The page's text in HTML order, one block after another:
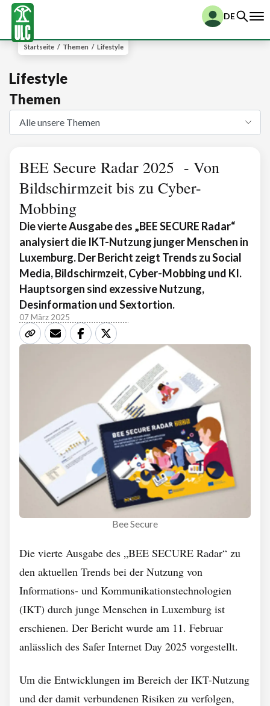
DE
Startseite / Themen / Lifestyle
Lifestyle
Themen
BEE Secure Radar 2025 - Von
Bildschirmzeit bis zu Cyber-
Mobbing
Die vierte Ausgabe des „BEE SECURE Radar“
analysiert die IKT-Nutzung junger Menschen in
Luxemburg. Der Bericht zeigt Trends zu Social
Media, Bildschirmzeit, Cyber-Mobbing und KI.
Hauptsorgen sind exzessive Nutzung,
Desinformation und Sextortion.
07 März 2025
Bee Secure
Die vierte Ausgabe des „BEE SECURE Radar“ zu
den aktuellen Trends bei der Nutzung von
Informations- und Kommunikationstechnologien
(IKT) durch junge Menschen in Luxemburg ist
erschienen. Der Bericht wurde am 11. Februar
anlässlich des Safer Internet Day 2025 vorgestellt.
Um die Entwicklungen im Bereich der IKT-Nutzung
und der damit verbundenen Risiken zu verfolgen,